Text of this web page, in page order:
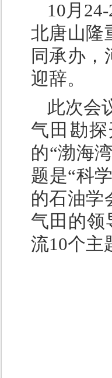
10月
北唐山隆
同承办
迎辞。
此次会
气田勘
的“渤海
题是“科
的石油学
气田的领
流10个主